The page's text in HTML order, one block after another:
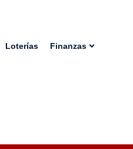
Loterías Finanzas